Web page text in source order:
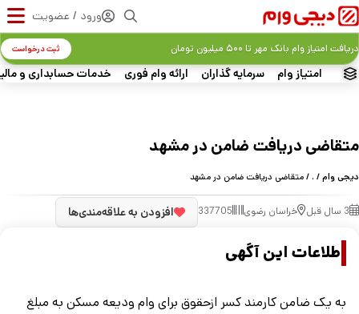
ورود / عضویت
امتیاز وام سرمایه گذاران ارائه وام فوری خدمات حسابداری و
دریافت امتیاز وام بانک مهر تا ۵۰۰ میلیون تومان ثبت درخواست
متقاضی دریافت ضامن در مشهد
دیجی وام/
. / متقاضی دریافت ضامن در مشهد
3 سال قبل خراسان رضوی 337705 افزودن به علاقه‌مندی‌ها
اطلاعات این آگهی
به یک ضامن کارمند کسر ازحقوق برای وام ودیعه مسکن به مبلغ